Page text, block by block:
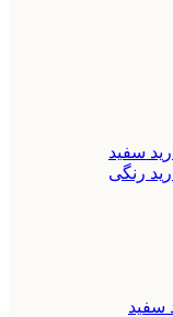
سفید
رنگی
سفید